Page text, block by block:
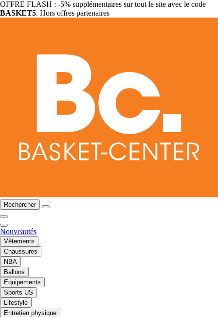
OFFRE FLASH : -5% supplémentaires sur tout le site avec le code
BASKET5. Hors offres partenaires
Rechercher
Nouveautés
Vêtements
Chaussures
NBA
Ballons
Equipements
Sports US
Lifestyle
Entretien physique